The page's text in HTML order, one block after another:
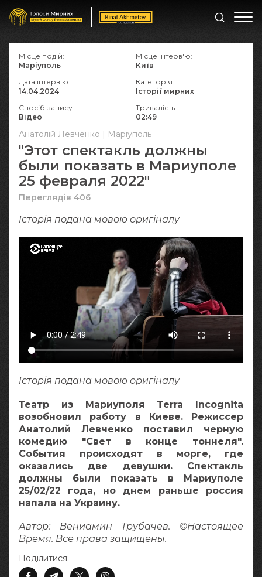
Анатолій Левченко | Маріуполь
"Этот спектакль должны
были показать в Мариуполе
25 февраля 2022"
Переглядів 406
Історія подана мовою оригіналy
Історія подана мовою оригіналy
Театр из Мариуполя Terra Incognita
возобновил работу в Киеве. Режиссер
Анатолий Левченко поставил черную
комедию "Свет в конце тоннеля".
События происходят в морге, где
оказались две девушки. Спектакль
должны были показать в Мариуполе
25/02/22 года, но днем раньше россия
напала на Украину.
Автор: Вениамин Трубачев. ©Настоящее
Время. Все права защищены.
Поділитися:
Місце подій:
Маріуполь
Місце інтерв'ю:
Київ
Дата інтерв'ю:
14.04.2024
Категорія:
Історії мирних
Спосіб запису:
Відео
Тривалість:
02:49